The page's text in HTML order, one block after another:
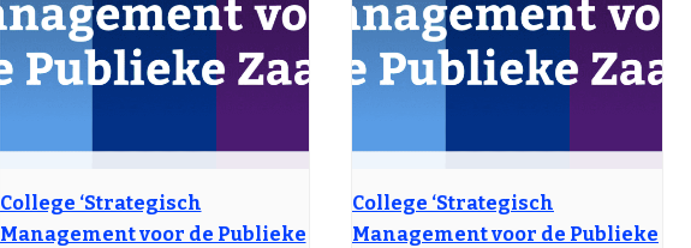
College ‘Strategisch
Management voor de Publieke
College ‘Strategisch
Management voor de Publieke